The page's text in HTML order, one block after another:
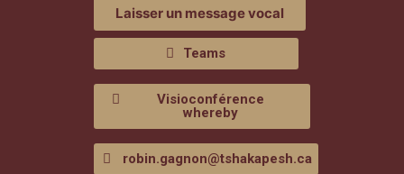
Laisser un message vocal
Teams
Visioconférence
whereby
robin.gagnon@tshakapesh.ca